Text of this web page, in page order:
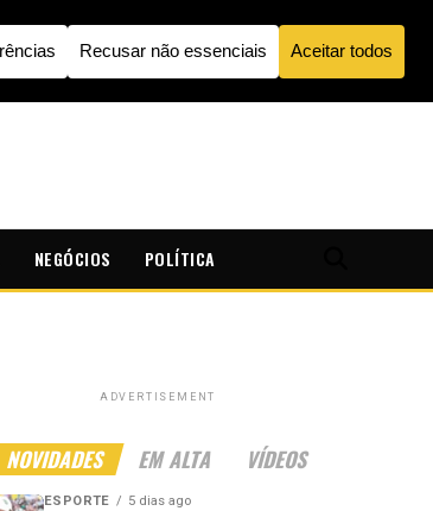
NEGÓCIOS POLÍTICA
ADVERTISEMENT
NOVIDADES EM ALTA VÍDEOS
ESPORTE 5 dias ago